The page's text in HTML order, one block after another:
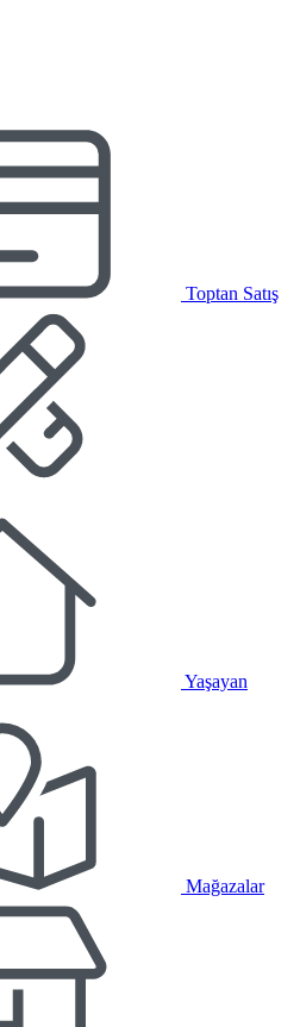
Toptan Satış
Yaşayan
Mağazalar